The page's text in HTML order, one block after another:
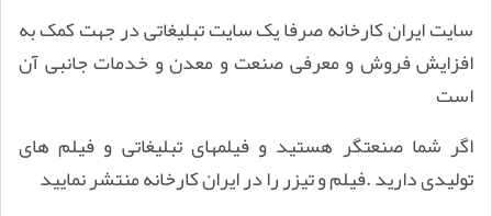
سایت ایران کارخانه صرفا یک سایت تبلیغاتی در جهت کمک به
افزایش فروش و معرفی صنعت و معدن و خدمات جانبی آن
است
اگر شما صنعتگر هستید و فیلمهای تبلیغاتی و فیلم های
تولیدی دارید .فیلم و تیزر را در ایران کارخانه منتشر نمایید